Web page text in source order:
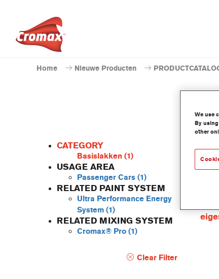
Home Nieuwe Producten
CATEGORY
Basislakken (1)
USAGE AREA
Passenger Cars (1)
RELATED PAINT SYSTEM
Ultra Performance Energy
System (1)
RELATED MIXING SYSTEM
Cromax® Pro (1)
Clear Filter
We use
By
other